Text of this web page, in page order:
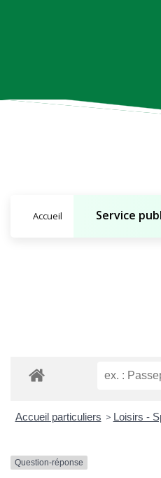
Accueil Service
Accueil particuliers > Loisirs -
Question-réponse